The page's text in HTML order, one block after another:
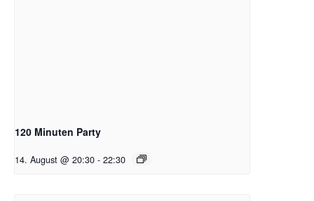
120 Minuten Party
14. August @ 20:30 - 22:30